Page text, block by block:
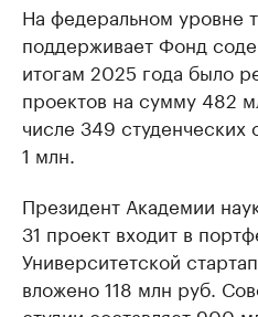
На федеральном уровне
поддерживает Фонд
итогам 2025 года было
проектов на сумму 482
числе 349 студенческих
1 млн.
Президент Академии
31 проект входит в
Университетской
вложено 118 млн руб.